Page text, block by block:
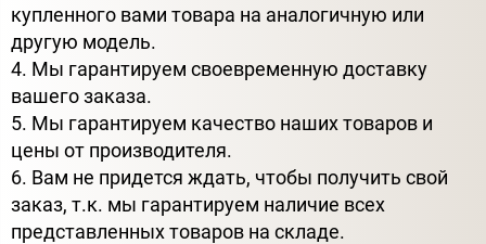
купленного вами товара на аналогичную или
другую модель.
4. Мы гарантируем своевременную доставку
вашего заказа.
5. Мы гарантируем качество наших товаров и
цены от производителя.
6. Вам не придется ждать, чтобы получить свой
заказ, т.к. мы гарантируем наличие всех
представленных товаров на складе.